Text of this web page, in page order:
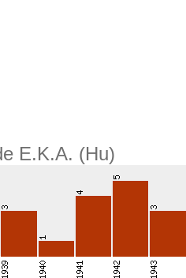
E.K.A. (Hu)